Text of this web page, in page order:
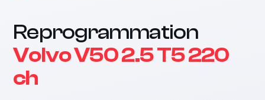
Reprogrammation
Volvo V50 2.5 T5 220
ch